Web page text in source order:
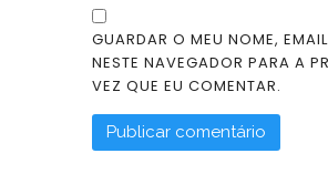
GUARDAR O MEU NOME,
NESTE NAVEGADOR PARA A
VEZ QUE EU COMENTAR.